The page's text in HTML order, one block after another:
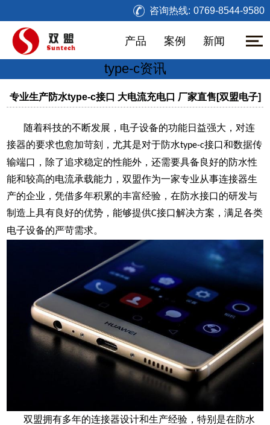
咨询热线: 0769-8544-9580
产品 案例 新闻
type-c资讯
专业生产防水type-c接口 大电流充电口 厂家直售[双盟电子]
随着科技的不断发展，电子设备的功能日益强大，对连
接器的要求也愈加苛刻
， 尤其是对于防水type-c接口和数据传
输端口，除了追求稳定的性能外，还需要具备良好的防水性
能和较高的电流承载能力 ，双盟作为一家专业从事连接器生
产的企业，凭借多年积累的丰富经验，在防水接口的研发与
制造上具有良好的优势，能够提供C接口解决方案，满足各类
电子设备的严苛需求。
双盟拥有多年的连接器设计和生产经验，特别是在防水